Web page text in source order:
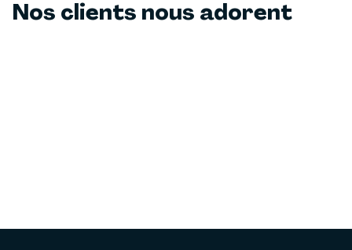
Nos clients nous adorent